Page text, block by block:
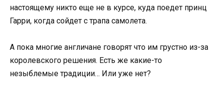
настоящему никто еще не в курсе, куда поедет принц
Гарри, когда сойдет с трапа самолета.
А пока многие англичане говорят что им грустно из-за
королевского решения. Есть же какие-то
незыблемые традиции… Или уже нет?